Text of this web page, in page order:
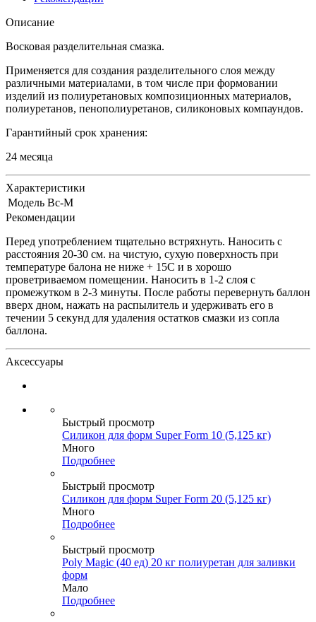
Описание
Восковая разделительная смазка.
Применяется для создания разделительного слоя между
различными материалами, в том числе при формовании
изделий из полиуретановых композиционных материалов,
полиуретанов, пенополиуретанов, силиконовых компаундов.
Гарантийный срок хранения:
24 месяца
Характеристики
Модель Вс-М
Рекомендации
Перед употреблением тщательно встряхнуть. Наносить с
расстояния 20-30 см. на чистую, сухую поверхность при
температуре балона не ниже + 15С и в хорошо
проветриваемом помещении. Наносить в 1-2 слоя с
промежутком в 2-3 минуты. После работы перевернуть баллон
вверх дном, нажать на распылитель и удерживать его в
течении 5 секунд для удаления остатков смазки из сопла
баллона.
Аксессуары
Быстрый просмотр
Силикон для форм Super Form 10 (5,125 кг)
Много
Подробнее
Быстрый просмотр
Силикон для форм Super Form 20 (5,125 кг)
Много
Подробнее
Быстрый просмотр
Poly Magic (40 ед) 20 кг полиуретан для заливки
форм
Мало
Подробнее